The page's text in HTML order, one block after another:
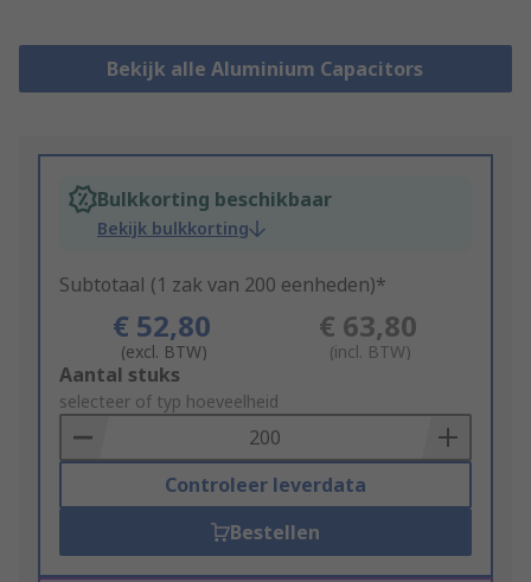
Bekijk alle Aluminium Capacitors
Bulkkorting beschikbaar
Bekijk bulkkorting
Subtotaal (1 zak van 200 eenheden)*
€ 52,80
(excl. BTW)
€ 63,80
(incl. BTW)
Add
to
Basket
Aantal stuks
selecteer of typ hoeveelheid
Controleer leverdata
Bestellen